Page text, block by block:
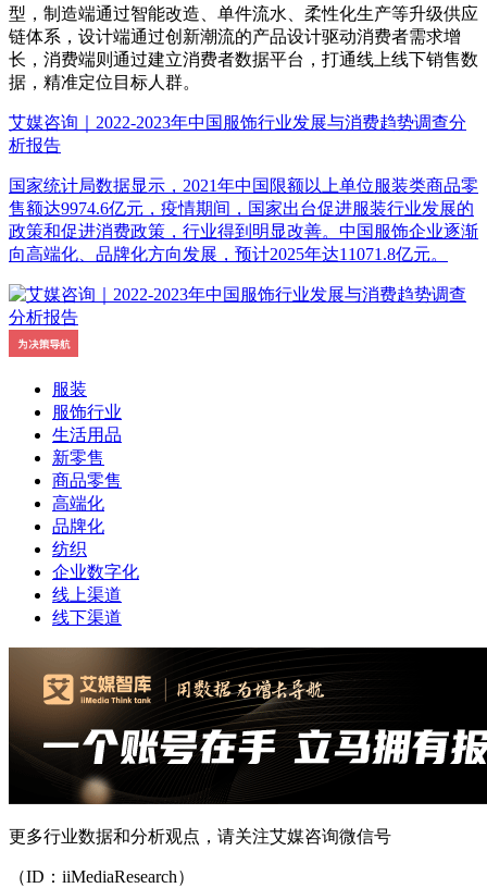
型，制造端通过智能改造、单件流水、柔性化生产等升级供应
链体系，设计端通过创新潮流的产品设计驱动消费者需求增
长，消费端则通过建立消费者数据平台，打通线上线下销售数
据，精准定位目标人群。
艾媒咨询｜2022-2023年中国服饰行业发展与消费趋势调查分
析报告
国家统计局数据显示，2021年中国限额以上单位服装类商品零
售额达9974.6亿元，疫情期间，国家出台促进服装行业发展的
政策和促进消费政策，行业得到明显改善。中国服饰企业逐渐
向高端化、品牌化方向发展，预计2025年达11071.8亿元。
服装
服饰行业
生活用品
新零售
商品零售
高端化
品牌化
纺织
企业数字化
线上渠道
线下渠道
更多行业数据和分析观点，请关注艾媒咨询微信号
（ID：iiMediaResearch）